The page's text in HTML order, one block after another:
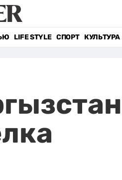
LIFE STYLE СПОРТ КУЛЬТУРА